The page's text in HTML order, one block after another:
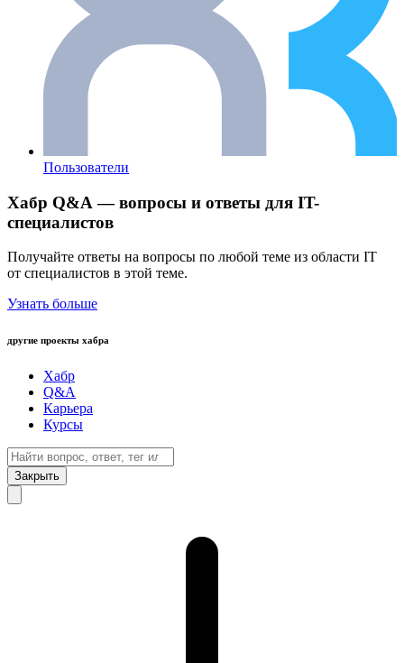
Пользователи
Хабр Q&A — вопросы и ответы для IT-
специалистов
Получайте ответы на вопросы по любой теме из области IT
от специалистов в этой теме.
Узнать больше
другие проекты хабра
Хабр
Q&A
Карьера
Курсы
Закрыть